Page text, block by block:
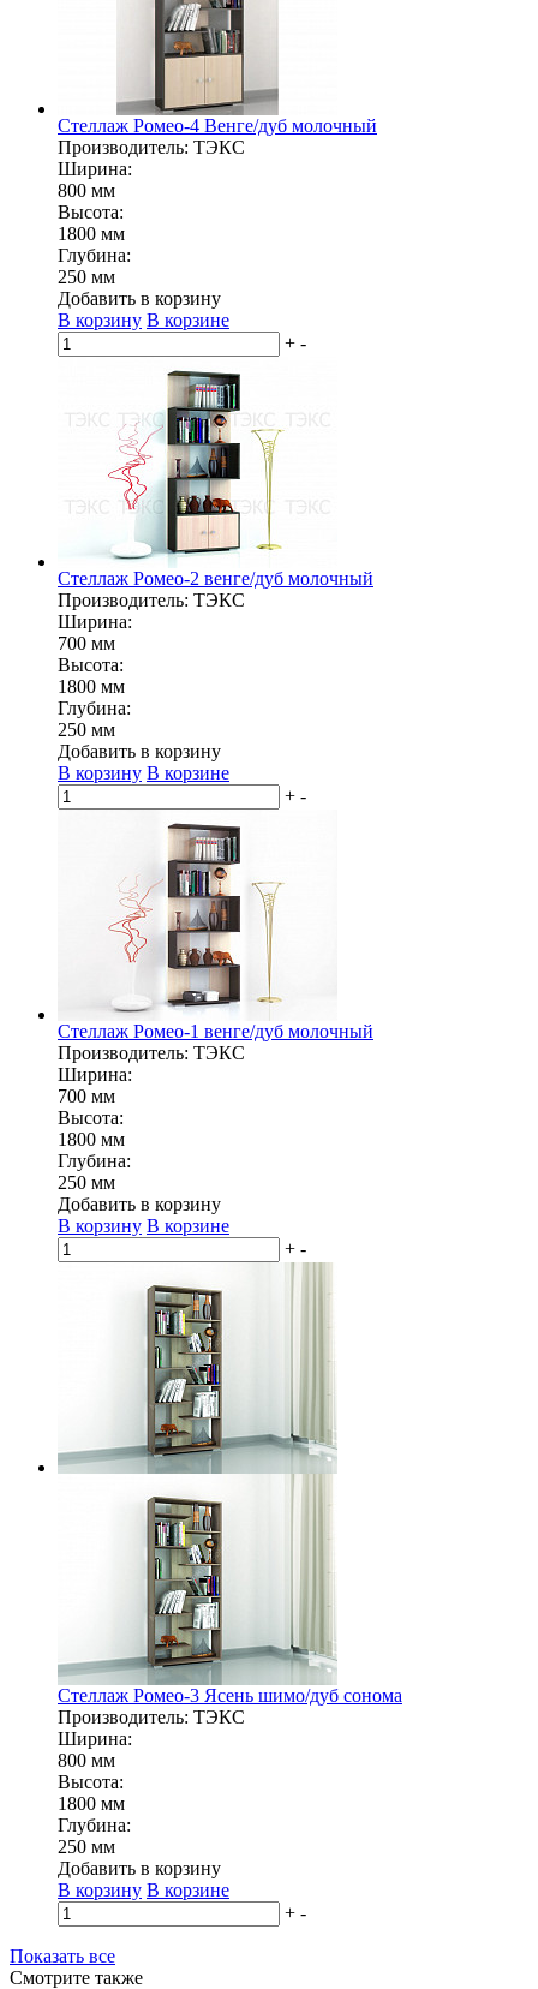
Стеллаж Ромео-4 Венге/дуб молочный
Производитель: ТЭКС
Ширина:
800 мм
Высота:
1800 мм
Глубина:
250 мм
Добавить в корзину
В корзину В корзине
+ -
Стеллаж Ромео-2 венге/дуб молочный
Производитель: ТЭКС
Ширина:
700 мм
Высота:
1800 мм
Глубина:
250 мм
Добавить в корзину
В корзину В корзине
+ -
Стеллаж Ромео-1 венге/дуб молочный
Производитель: ТЭКС
Ширина:
700 мм
Высота:
1800 мм
Глубина:
250 мм
Добавить в корзину
В корзину В корзине
+ -
Стеллаж Ромео-3 Ясень шимо/дуб сонома
Производитель: ТЭКС
Ширина:
800 мм
Высота:
1800 мм
Глубина:
250 мм
Добавить в корзину
В корзину В корзине
+ -
Показать все
Смотрите также